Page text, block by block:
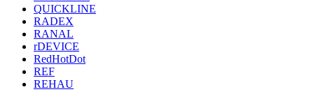
QUICKLINE
RADEX
RANAL
rDEVICE
RedHotDot
REF
REHAU